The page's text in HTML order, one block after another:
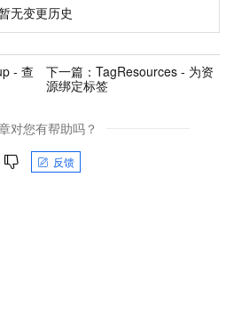
无变更历史
- 查
下一篇： TagResources - 为资
源绑定标签
对您有帮助吗？
反馈